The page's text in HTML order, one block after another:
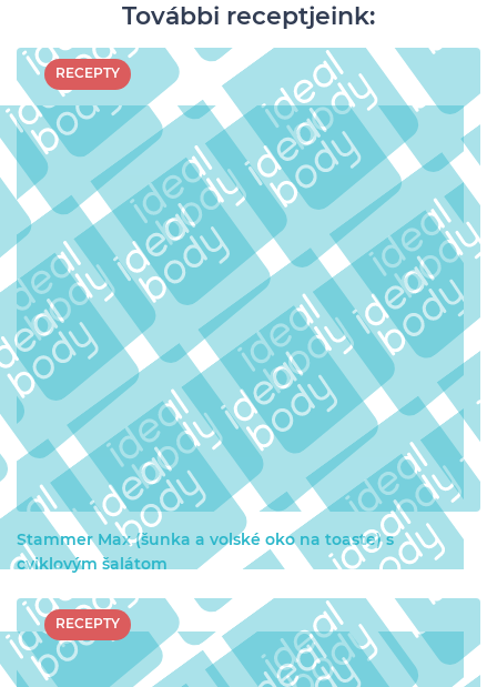
További receptjeink:
RECEPTY
Stammer Max (šunka a volské oko na toaste) s
cviklovým šalátom
RECEPTY